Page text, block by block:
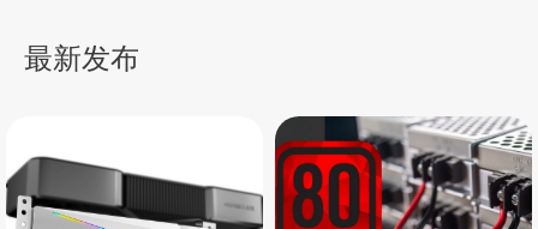
航
核心/192线程，对比
7995WX
最新发布